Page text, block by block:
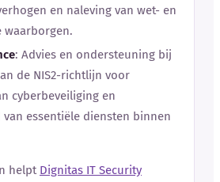
en naleving van wet- en
waarborgen.
: Advies en ondersteuning bij
de NIS2-richtlijn voor
cyberbeveiliging en
essentiële diensten binnen
helpt Dignitas IT Security